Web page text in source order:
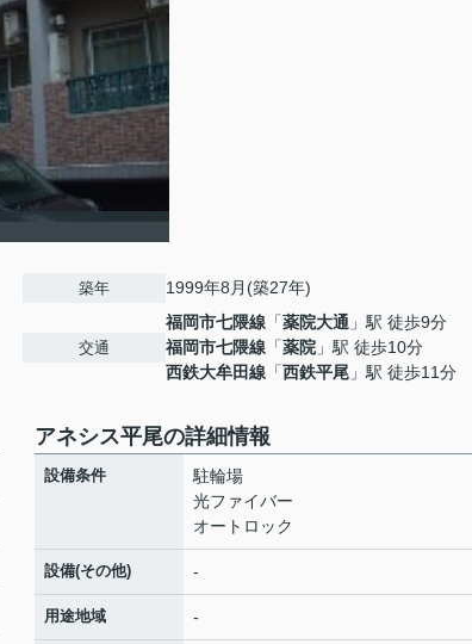
築年 1999年8月(築27年)
交通
福岡市七隈線 「薬院大通 」駅 徒歩9分
福岡市七隈線 「薬院 」駅 徒歩10分
西鉄大牟田線 「西鉄平尾 」駅 徒歩11分
アネシス平尾の詳細情報
設備条件
駐輪場
光ファイバー
オートロック
設備(その他) -
用途地域 -